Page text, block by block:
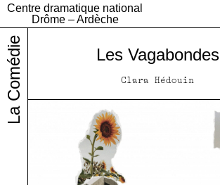
Centre dramatique national
Drôme – Ardèche Infos pratiques
Les Vagabondes
Clara Hédouin
La Comédie